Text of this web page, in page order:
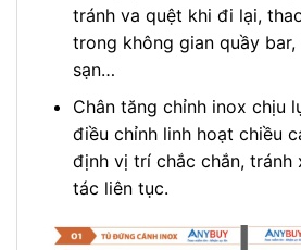
tránh va quệt khi đi lại,
trong không gian quầy bar,
sạn…
Chân tăng chỉnh inox chịu
điều chỉnh linh hoạt chiều
định vị trí chắc chắn, tránh
tác liên tục.